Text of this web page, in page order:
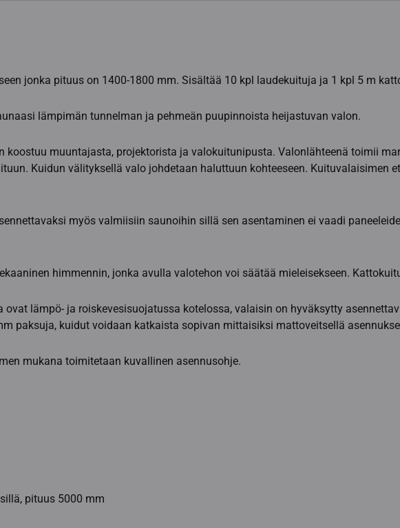
jonka pituus on 1400-1800 mm. Sisältää 10 kpl laudekuituja ja 1 kpl 5 m
lämpimän tunnelman ja pehmeän puupinnoista heijastuvan valon.
koostuu muuntajasta, projektorista ja valokuitunipusta. Valonlähteenä toimii
Kuidun välityksellä valo johdetaan haluttuun kohteeseen. Kuituvalaisimen
myös valmiisiin saunoihin sillä sen asentaminen ei vaadi
himmennin, jonka avulla valotehon voi säätää mieleisekseen.
ovat lämpö- ja roiskevesisuojatussa kotelossa, valaisin on hyväksytty
paksuja, kuidut voidaan katkaista sopivan mittaisiksi mattoveitsellä
mukana toimitetaan kuvallinen asennusohje.
pituus 5000 mm